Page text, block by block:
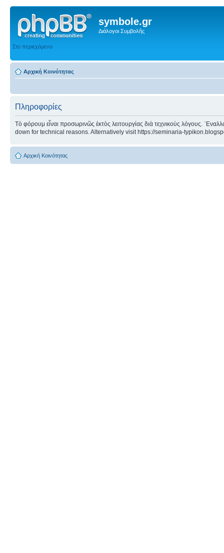
symbole.gr
Διάλογοι Συμβολῆς
Στο περιεχόμενο
Αρχική Κοινότητας
Πληροφορίες
Τὸ φόρουμ εἶναι προσωρινῶς ἐκτὸς λειτουργίας διὰ τεχνικοὺς λόγους.
down for technical reasons. Alternatively visit https://seminaria-
Αρχική Κοινότητας